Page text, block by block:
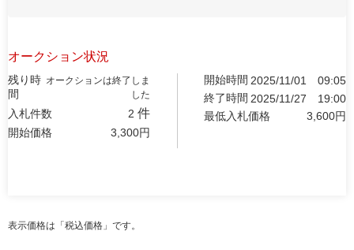
オークション状況
残り時
間
オークションは終了しま
した
入札件数 2 件
開始価格 3,300円
開始時間 2025/11/01
09:05
終了時間 2025/11/27
19:00
最低入札価格
3,600円
表示価格は「税込価格」です。